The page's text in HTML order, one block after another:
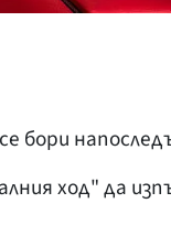
бори
ход" да